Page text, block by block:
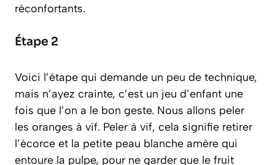
réconfortants.
Étape 2
Voici l’étape qui demande un peu de technique,
mais n’ayez crainte, c’est un jeu d’enfant une
fois que l’on a le bon geste. Nous allons peler
les oranges à vif. Peler à vif, cela signifie retirer
l’écorce et la petite peau blanche amère qui
entoure la pulpe, pour ne garder que le fruit